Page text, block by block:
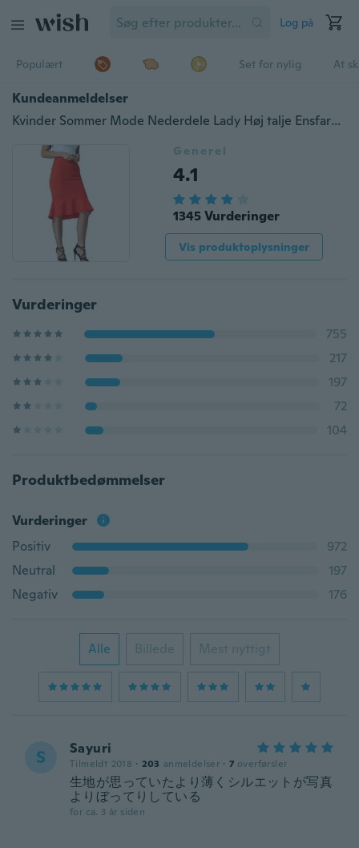
Log på
Populært Set for nylig At
Kundeanmeldelser
Kvinder Sommer Mode Nederdele Lady Høj talje Ensfarvet Plusstørrelse Kontortøj Nederdele
Generel
4.1
1345 Vurderinger
Vis produktoplysninger
Vurderinger
755
217
197
72
104
Produktbedømmelser
Vurderinger
Positiv
972
Neutral
197
Negativ
176
Alle Billede Mest nyttigt
S Sayuri
Tilmeldt 2018 · 203 anmeldelser · 7 overførsler
生地が思っていたより薄くシルエットが写真
よりぼってりしている
for ca. 3 år siden